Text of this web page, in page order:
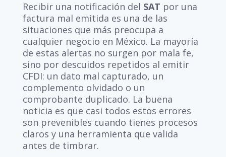
Recibir una notificación del SAT por una
factura mal emitida es una de las
situaciones que más preocupa a
cualquier negocio en México. La mayoría
de estas alertas no surgen por mala fe,
sino por descuidos repetidos al emitir
CFDI: un dato mal capturado, un
complemento olvidado o un
comprobante duplicado. La buena
noticia es que casi todos estos errores
son prevenibles cuando tienes procesos
claros y una herramienta que valida
antes de timbrar.